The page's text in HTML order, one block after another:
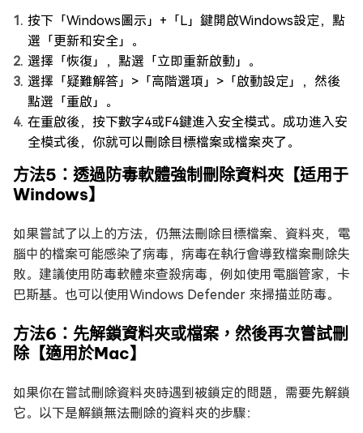
按下「Windows圖示」+「L」鍵開啟Windows設定，點
選「更新和安全」。
選擇「恢復」，點選「立即重新啟動」。
選擇「疑難解答」>「高階選項」>「啟動設定」，然後
點選「重啟」。
在重啟後，按下數字4或F4鍵進入安全模式。成功進入安
全模式後，你就可以刪除目標檔案或檔案夾了。
方法5：透過防毒軟體強制刪除資料夾【适用于
Windows】
如果嘗試了以上的方法，仍無法刪除目標檔案、資料夾，電
腦中的檔案可能感染了病毒，病毒在執行會導致檔案刪除失
敗。建議使用防毒軟體來查殺病毒，例如使用電腦管家，卡
巴斯基。也可以使用Windows Defender 來掃描並防毒。
方法6：先解鎖資料夾或檔案，然後再次嘗試刪
除【適用於Mac】
如果你在嘗試刪除資料夾時遇到被鎖定的問題，需要先解鎖
它。以下是解鎖無法刪除的資料夾的步驟：